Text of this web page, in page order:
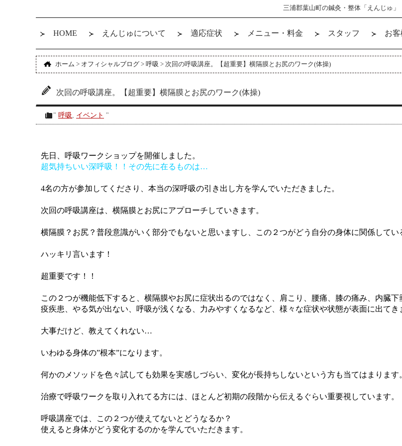
三浦郡葉山町の鍼灸・整体「えんじゅ」
HOME えんじゅについて 適応症状 メニュー・料金 スタッフ お
ホーム > オフィシャルブログ > 呼吸 > 次回の呼吸講座。【超重要】横隔膜とお尻のワーク(体操)
次回の呼吸講座。【超重要】横隔膜とお尻のワーク(体操)
" 呼吸 イベント "
先日、呼吸ワークショップを開催しました。
超気持ちいい深呼吸！！その先に在るものは…
4名の方が参加してくださり、本当の深呼吸の引き出し方を学んでいただきました。
次回の呼吸講座は、横隔膜とお尻にアプローチしていきます。
横隔膜？お尻？普段意識がいく部分でもないと思いますし、この２つがどう自分の身体に関係してい
ハッキリ言います！
超重要です！！
この２つが機能低下すると、横隔膜やお尻に症状出るのではなく、肩こり、腰痛、膝の痛み、内臓
疫疾患、やる気が出ない、呼吸が浅くなる、力みやすくなるなど、様々な症状や状態が表面に出てき
大事だけど、教えてくれない…
いわゆる身体の”根本”になります。
何かのメソッドを色々試しても効果を実感しづらい、変化が長持ちしないという方も当てはまります
治療で呼吸ワークを取り入れてる方には、ほとんど初期の段階から伝えるぐらい重要視しています。
呼吸講座では、この２つが使えてないとどうなるか？
使えると身体がどう変化するのかを学んでいただきます。